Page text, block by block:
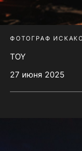
ФОТОГРАФ
TOY
27 июня 2025